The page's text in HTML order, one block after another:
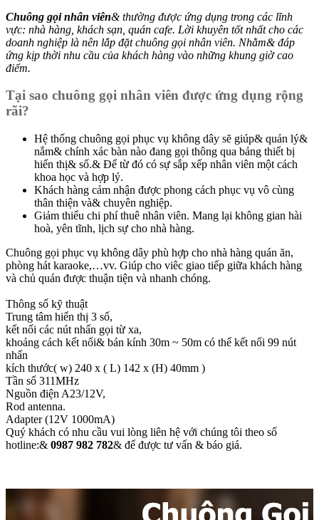
Chuông gọi nhân viên& thường được ứng dụng trong các lĩnh
vực: nhà hàng, khách sạn, quán cafe. Lời khuyên tốt nhất cho các
doanh nghiệp là nên lắp đặt chuông gọi nhân viên. Nhằm& đáp
ứng kịp thời nhu cầu của khách hàng vào những khung giờ cao
điểm.
Tại sao chuông gọi nhân viên được ứng dụng rộng
rãi?
Hệ thống chuông gọi phục vụ không dây sẽ giúp& quản lý&
nắm& chính xác bàn nào đang gọi thông qua bảng thiết bị
hiển thị& số.& Để từ đó có sự sắp xếp nhân viên một cách
khoa học và hợp lý.
Khách hàng cảm nhận được phong cách phục vụ vô cùng
thân thiện và& chuyên nghiệp.
Giảm thiểu chi phí thuê nhân viên. Mang lại không gian hài
hoà, yên tĩnh, lịch sự cho nhà hàng.
Chuông gọi phục vụ không dây phù hợp cho nhà hàng quán ăn,
phòng hát karaoke,…vv. Giúp cho viêc giao tiếp giữa khách hàng
và chủ quán được thuận tiện và nhanh chóng.
Thông số kỹ thuật
Trung tâm hiển thị 3 số,
kết nối các nút nhấn gọi từ xa,
khoảng cách kết nối& bán kính 30m ~ 50m có thể kết nối 99 nút
nhấn
kích thước( w) 240 x ( L) 142 x (H) 40mm )
Tần số 311MHz
Nguồn điện A23/12V,
Rod antenna.
Adapter (12V 1000mA)
Quý khách có nhu cầu vui lòng liên hệ với chúng tôi theo số
hotline:& 0987 982 782& để được tư vấn & báo giá.